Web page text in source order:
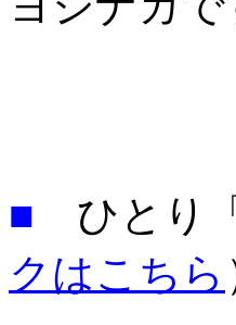
■ ひとり
クはこちら